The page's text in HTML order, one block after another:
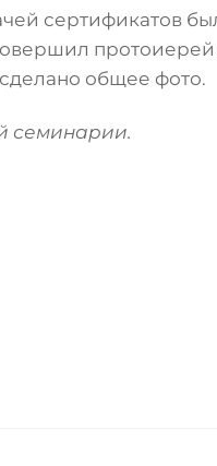
сертификатов
общее фото.
семинарии.